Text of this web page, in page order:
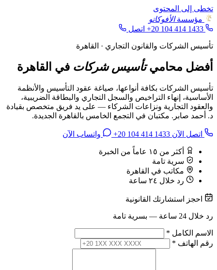
تخطى إلى المحتوى
مؤسسةالأفوكاتو
+20 104 414 1433 اتصل
تأسيس الشركات والقانون التجاري · القاهرة
أفضل محاميتأسيس شركات في القاهرة
تأسيس الشركات بكافة أنواعها، صياغة عقود التأسيس والأنظمة
الأساسية، إنهاء التراخيص والسجل التجاري والبطاقة الضريبية،
والعقود التجارية ونزاعات الشركاء — على يد فريق متخصص بقيادة
د. أحمد صابر. مكتبان في التجمع الخامس بالقاهرة الجديدة.
اتصل الآن +20 104 414 1433 واتساب الآن
أكثر من ١٥ عاماً من الخبرة
سرية تامة
مكاتب في القاهرة
رد خلال ٢٤ ساعة
احجز استشارتك القانونية
رد خلال 24 ساعة — بسرية تامة
الاسم الكامل *
رقم الهاتف *